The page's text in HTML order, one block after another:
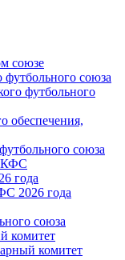
союзе
союза
футбольного
обеспечения,
союза
КФС
года
2026 года
союза
комитет
комитет